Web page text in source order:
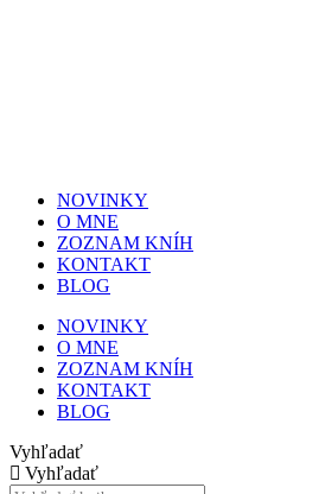
NOVINKY
O MNE
ZOZNAM KNÍH
KONTAKT
BLOG
NOVINKY
O MNE
ZOZNAM KNÍH
KONTAKT
BLOG
Vyhľadať
Vyhľadať